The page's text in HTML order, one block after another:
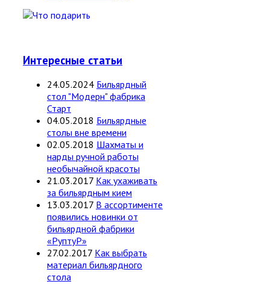
Интересные статьи
24.05.2024 Бильярдный
стол "Модерн" фабрика
Старт
04.05.2018 Бильярдные
столы вне времени
02.05.2018 Шахматы и
нарды ручной работы
необычайной красоты
21.03.2017 Как ухаживать
за бильярдным кием
13.03.2017 В ассортименте
появились новинки от
бильярдной фабрики
«РуптуР»
27.02.2017 Как выбрать
материал бильярдного
стола